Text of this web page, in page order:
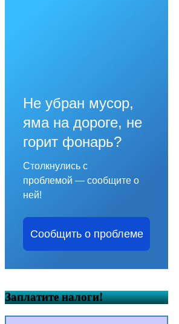
Не убран мусор,
яма на дороге, не
горит фонарь?
Столкнулись с
проблемой — сообщите о
ней!
Сообщить о проблеме
Заплатите налоги!